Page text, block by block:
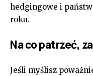
hedgingowe i
roku.
Na co patrzeć,
Jeśli myślisz